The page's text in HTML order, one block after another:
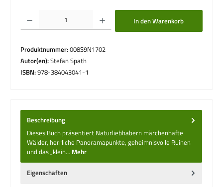
Produkt Anzahl: Gib den gewünschten Wert ein oder benutze die Schaltflächen um
In den Warenkorb
Produktnummer:008S9N1702
Autor(en):Stefan Spath
ISBN:978-384043041-1
Beschreibung
Dieses Buch präsentiert Naturliebhabern märchenhafte
Wälder, herrliche Panorama­punkte, geheimnisvolle Ruinen
und das „klein… Mehr
Eigenschaften